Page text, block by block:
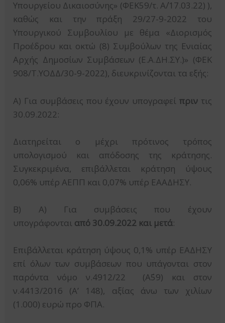
Υπουργείου Δικαιοσύνης» (ΦΕΚ59/τ. Α΄/17.03.22) ),
καθώς και την πράξη 29/27-9-2022 του
Υπουργικού Συμβουλίου με θέμα «Διορισμός
Προέδρου και οκτώ (8) Συμβούλων της Ενιαίας
Αρχής Δημοσίων Συμβάσεων (Ε.Α.ΔΗ.ΣΥ.)» (ΦΕΚ
908/Τ.ΥΟΔΔ/30-9-2022), διευκρινίζονται τα εξής:
Α) Για συμβάσεις που έχουν υπογραφείπριν τις
30.09.2022:
Διατηρείται ο μέχρι πρότινος τρόπος
υπολογισμού και απόδοσης της κράτησης.
Συγκεκριμένα, επιβάλλεται κράτηση ύψους
0,06% υπέρ ΑΕΠΠ και 0,07% υπέρ ΕΑΑΔΗΣΥ.
Β) Α) Για συμβάσεις που έχουν
υπογράφονται από 30.09.2022 και μετά:
Επιβάλλεται κράτηση ύψους 0,1% υπέρ ΕΑΔΗΣΥ
επί όλων των συμβάσεων που υπάγονται στον
παρόντα νόμο ν.4912/22 (Α΄59) και στον
ν.4413/2016 (Α’ 148), αξίας άνω των χιλίων
(1.000) ευρώ προ ΦΠΑ.